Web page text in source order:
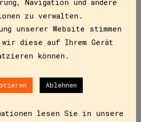
Navigation und andere
zu verwalten.
unserer Website stimmen
diese auf Ihrem Gerät
können.
Ablehnen
lesen Sie in unsere